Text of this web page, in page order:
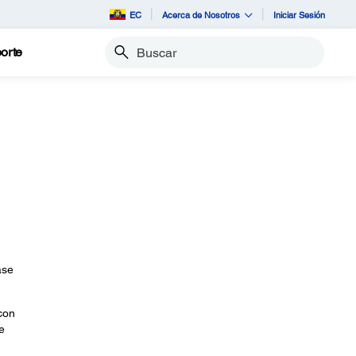
EC Acerca de Nosotros Iniciar Sesión
Buscar